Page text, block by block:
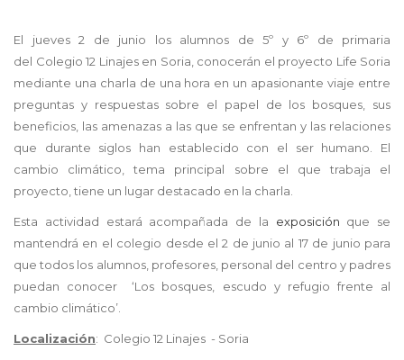
El jueves 2 de junio los alumnos de 5º y 6º de primaria
del Colegio 12 Linajes en Soria, conocerán el proyecto Life Soria
mediante una charla de una hora en un apasionante viaje entre
preguntas y respuestas sobre el papel de los bosques, sus
beneficios, las amenazas a las que se enfrentan y las relaciones
que durante siglos han establecido con el ser humano. El
cambio climático, tema principal sobre el que trabaja el
proyecto, tiene un lugar destacado en la charla.
Esta actividad estará acompañada de la exposición que se
mantendrá en el colegio desde el 2 de junio al 17 de junio para
que todos los alumnos, profesores, personal del centro y padres
puedan conocer
‘Los bosques, escudo y refugio frente al
cambio climático’.
Localización: Colegio 12 Linajes - Soria